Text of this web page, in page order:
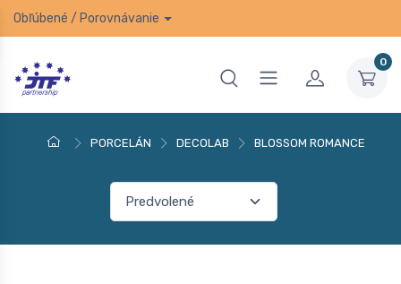
Obľúbené / Porovnávanie
0
PORCELÁN DECOLAB BLOSSOM ROMANCE